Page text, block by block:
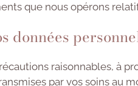
que nous opérons
données
raisonnables, à
par vos soins au